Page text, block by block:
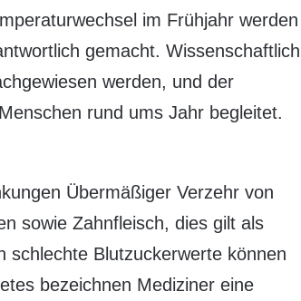
im Frühjahr werden
gemacht. Wissenschaftlich
werden, und der
rund ums Jahr begleitet.
Übermäßiger Verzehr von
sowie Zahnfleisch, dies gilt als
schlechte Blutzuckerwerte können
bezeichnen Mediziner eine